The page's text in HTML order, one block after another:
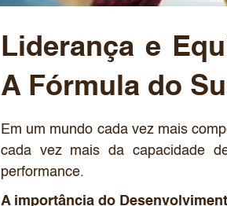
Liderança e
A Fórmula do
Em um mundo cada vez mais
cada vez mais da capacidade
performance.
A importância do